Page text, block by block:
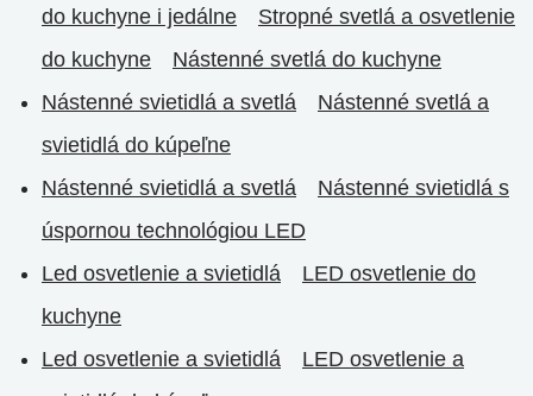
do kuchyne i jedálne
Stropné svetlá a osvetlenie
do kuchyne
Nástenné svetlá do kuchyne
Nástenné svietidlá a svetlá
Nástenné svetlá a
svietidlá do kúpeľne
Nástenné svietidlá a svetlá
Nástenné svietidlá s
úspornou technológiou LED
Led osvetlenie a svietidlá
LED osvetlenie do
kuchyne
Led osvetlenie a svietidlá
LED osvetlenie a